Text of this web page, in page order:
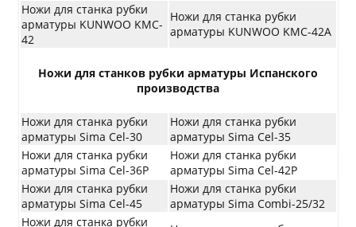
Ножи для станка рубки
арматуры KUNWOO KMC-
42
Ножи для станка рубки
арматуры KUNWOO KMC-42A
Ножи для станков рубки арматуры Испанского
производства
Ножи для станка рубки
арматуры Sima Cel-30
Ножи для станка рубки
арматуры Sima Cel-35
Ножи для станка рубки
арматуры Sima Cel-36P
Ножи для станка рубки
арматуры Sima Cel-42P
Ножи для станка рубки
арматуры Sima Cel-45
Ножи для станка рубки
арматуры Sima Combi-25/32
Ножи для станка рубки